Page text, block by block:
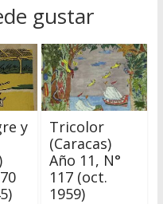
gustar
y
Tricolor
(Caracas)
Año 11, N°
117 (oct.
1959)